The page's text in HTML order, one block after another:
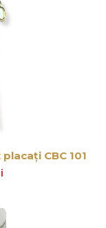
CBC 101